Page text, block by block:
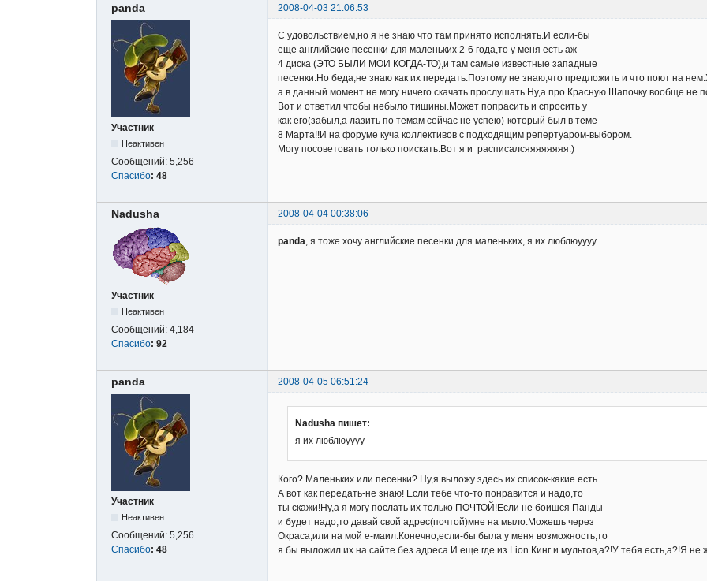
panda 2008-04-03 21:06:53
Участник
Неактивен
Сообщений: 5,256
Спасибо: 48
С удовольствием,но я не знаю что там принято исполнять.И если-бы
еще английские песенки для маленьких 2-6 года,то у меня есть аж
4 диска (ЭТО БЫЛИ МОИ КОГДА-ТО),и там самые известные западные
песенки.Но беда,не знаю как их передать.Поэтому не знаю,что предложить и что поют на
а в данный момент не могу ничего скачать прослушать.Ну,а про Красную Шапочку вообще не
Вот и ответил чтобы небыло тишины.Может попрасить и спросить у
как его(забыл,а лазить по темам сейчас не успею)-который был в теме
8 Марта!!И на форуме куча коллективов с подходящим репертуаром-выбором.
Могу посоветовать только поискать.Вот я и расписалсяяяяяяяя:)
Nadusha 2008-04-04 00:38:06
Участник
Неактивен
Сообщений: 4,184
Спасибо: 92
panda, я тоже хочу английские песенки для маленьких, я их люблюуууу
panda 2008-04-05 06:51:24
Участник
Неактивен
Сообщений: 5,256
Спасибо: 48
Nadusha пишет:
я их люблюуууу
Кого? Маленьких или песенки? Ну,я выложу здесь их список-какие есть.
А вот как передать-не знаю! Если тебе что-то понравится и надо,то
ты скажи!Ну,а я могу послать их только ПОЧТОЙ!Если не боишся Панды
и будет надо,то давай свой адрес(почтой)мне на мыло.Можешь через
Окраса,или на мой е-маил.Конечно,если-бы была у меня возможность,то
я бы выложил их на сайте без адреса.И еще где из Lion Кинг и мультов,а?!У тебя есть,а?!Я